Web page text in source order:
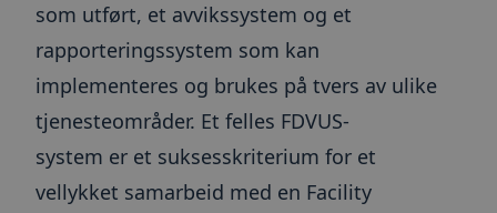
som utført, et avvikssystem og et
rapporteringssystem som kan
implementeres og brukes på tvers av ulike
tjenesteområder. Et felles FDVUS-
system er et suksesskriterium for et
vellykket samarbeid med en Facility